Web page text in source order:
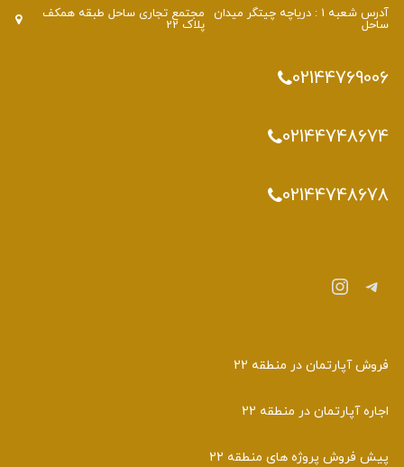
آدرس شعبه 1 : دریاچه چیتگر میدان
ساحل
مجتمع تجاری ساحل طبقه همکف
پلاک 22
02144769006
02144748674
02144748678
تلگراماینستاگرم
فروش آپارتمان در منطقه 22
اجاره آپارتمان در منطقه 22
پیش فروش پروژه های منطقه 22